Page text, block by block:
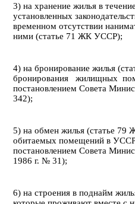
3) на хранение жилья в
установленных
временном отсутствии
ними (статье 71 ЖК УССР);
4) на бронирование жилья
бронирования жилищных
постановлением Совета
342);
5) на обмен жилья (статье
обитаемых помещений в
постановлением Совета
1986 г. № 31);
6) на строения в поднайм